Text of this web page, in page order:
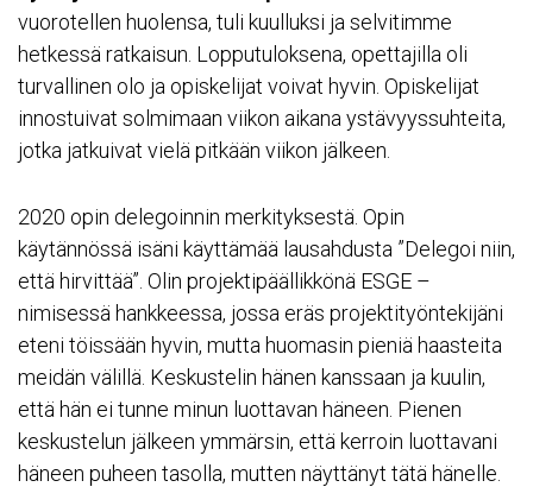
vuorotellen huolensa, tuli kuulluksi ja selvitimme
hetkessä ratkaisun. Lopputuloksena, opettajilla oli
turvallinen olo ja opiskelijat voivat hyvin. Opiskelijat
innostuivat solmimaan viikon aikana ystävyyssuhteita,
jotka jatkuivat vielä pitkään viikon jälkeen.
2020 opin delegoinnin merkityksestä. Opin
käytännössä isäni käyttämää lausahdusta ”Delegoi niin,
että hirvittää”. Olin projektipäällikkönä ESGE –
nimisessä hankkeessa, jossa eräs projektityöntekijäni
eteni töissään hyvin, mutta huomasin pieniä haasteita
meidän välillä. Keskustelin hänen kanssaan ja kuulin,
että hän ei tunne minun luottavan häneen. Pienen
keskustelun jälkeen ymmärsin, että kerroin luottavani
häneen puheen tasolla, mutten näyttänyt tätä hänelle.